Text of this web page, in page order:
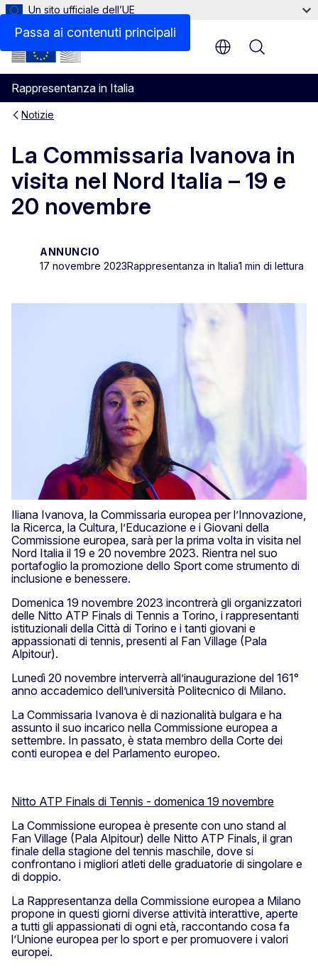
Passa ai contenuti principali
Un sito ufficiale dell’UE
Rappresentanza in Italia
Menu
Notizie
La Commissaria Ivanova in
visita nel Nord Italia – 19 e
20 novembre
ANNUNCIO
17 novembre 2023Rappresentanza in Italia1 min di lettura
Iliana Ivanova, la Commissaria europea per l’Innovazione,
la Ricerca, la Cultura, l’Educazione e i Giovani della
Commissione europea, sarà per la prima volta in visita nel
Nord Italia il 19 e 20 novembre 2023. Rientra nel suo
portafoglio la promozione dello Sport come strumento di
inclusione e benessere.
Domenica 19 novembre 2023 incontrerà gli organizzatori
delle Nitto ATP Finals di Tennis a Torino, i rappresentanti
istituzionali della Città di Torino e i tanti giovani e
appassionati di tennis, presenti al Fan Village (Pala
Alpitour).
Lunedì 20 novembre interverrà all’inaugurazione del 161°
anno accademico dell’università Politecnico di Milano.
La Commissaria Ivanova è di nazionalità bulgara e ha
assunto il suo incarico nella Commissione europea a
settembre. In passato, è stata membro della Corte dei
conti europea e del Parlamento europeo.
Nitto ATP Finals di Tennis - domenica 19 novembre
La Commissione europea è presente con uno stand al
Fan Village (Pala Alpitour) delle Nitto ATP Finals, il gran
finale della stagione del tennis maschile, dove si
confrontano i migliori atleti delle graduatorie di singolare e
di doppio.
La Rappresentanza della Commissione europea a Milano
propone in questi giorni diverse attività interattive, aperte
a tutti gli appassionati di ogni età, raccontando cosa fa
l’Unione europea per lo sport e per promuovere i valori
europei.